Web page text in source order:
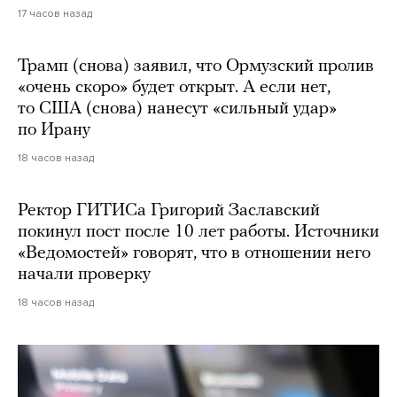
17 часов назад
Трамп (снова) заявил, что Ормузский пролив
«очень скоро» будет открыт. А если нет,
то США (снова) нанесут «сильный удар»
по Ирану
18 часов назад
Ректор ГИТИСа Григорий Заславский
покинул пост после 10 лет работы. Источники
«Ведомостей» говорят, что в отношении него
начали проверку
18 часов назад